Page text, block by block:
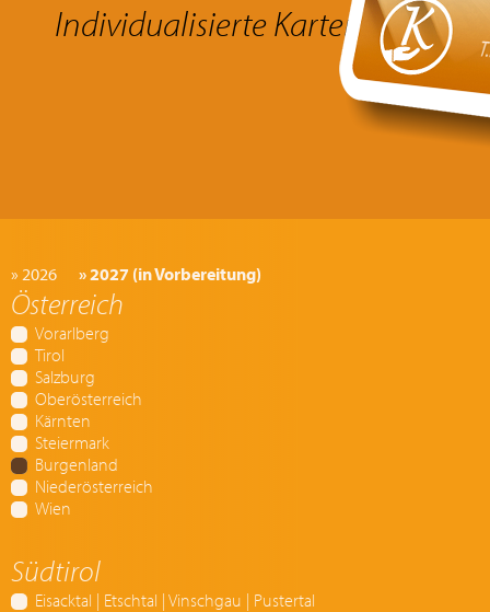
Individualisierte Karten
» 2026 » 2027 (in Vorbereitung)
Österreich
Vorarlberg
Tirol
Salzburg
Oberösterreich
Kärnten
Steiermark
Burgenland
Niederösterreich
Wien
Südtirol
Eisacktal | Etschtal | Vinschgau | Pustertal